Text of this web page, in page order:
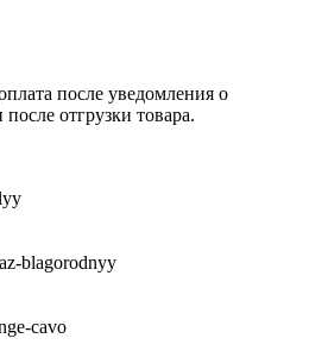
после уведомления о
отгрузки товара.
blagorodnyy
cavo